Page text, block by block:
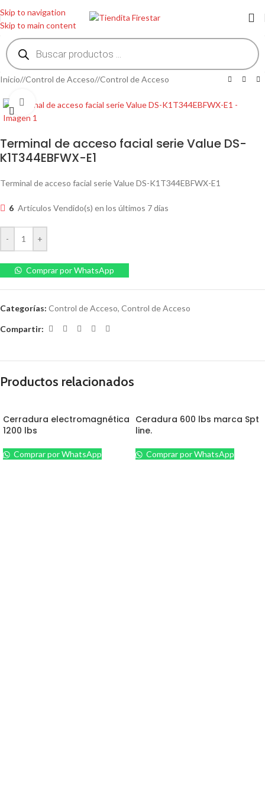
Skip to navigation
Skip to main content
Inicio/ Control de Acceso/ Control de Acceso
Clic para ampliar
Terminal de acceso facial serie Value DS-
K1T344EBFWX-E1
Terminal de acceso facial serie Value DS-K1T344EBFWX-E1
6 Artículos Vendido(s) en los últimos 7 días
- +
Comprar por WhatsApp
Categorías: Control de Acceso, Control de Acceso
Compartir:
Productos relacionados
Cerradura electromagnética
1200 lbs
Comprar por WhatsApp
Ceradura 600 lbs marca Spt
line.
Comprar por WhatsApp